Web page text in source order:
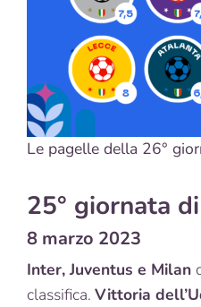
Le pagelle della 26°
25° giornata
8 marzo 2023
Inter, Juventus e Milan
classifica. Vittoria